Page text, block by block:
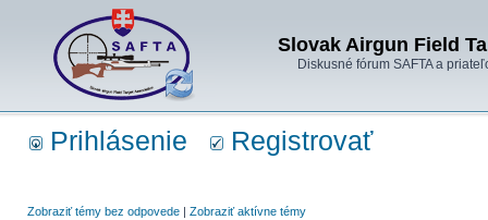
Slovak Airgun Field
Diskusné fórum SAFTA a
Prihlásenie Registrovať
Zobraziť témy bez odpovede | Zobraziť aktívne témy